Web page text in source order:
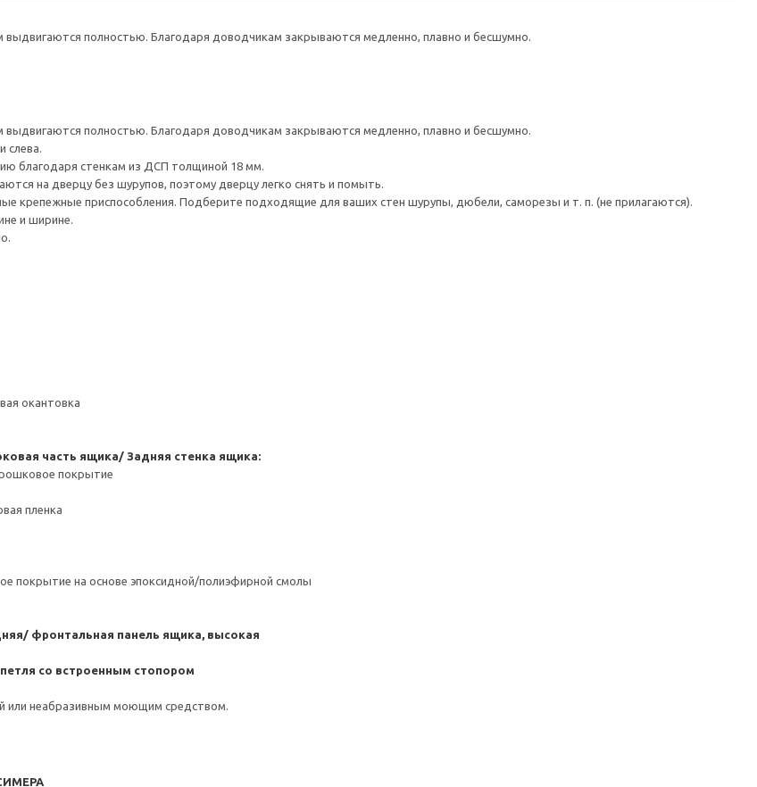
полностью. Благодаря доводчикам закрываются медленно, плавно и бесшумно.
полностью. Благодаря доводчикам закрываются медленно, плавно и бесшумно.
слева.
благодаря стенкам из ДСП толщиной 18 мм.
на дверцу без шурупов, поэтому дверцу легко снять и помыть.
крепежные приспособления. Подберите подходящие для ваших стен шурупы, дюбели, саморезы и т. п. (не прилагаются).
и ширине.
окантовка
часть ящика/ Задняя стенка ящика:
покрытие
пленка
покрытие на основе эпоксидной/полиэфирной смолы
фронтальная панель ящика, высокая
со встроенным стопором
или неабразивным моющим средством.